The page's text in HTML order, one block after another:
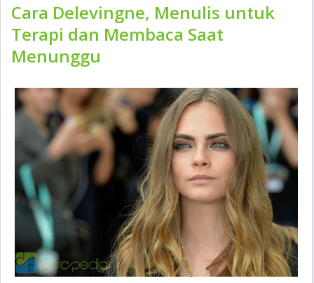
Cara Delevingne, Menulis untuk
Terapi dan Membaca Saat
Menunggu